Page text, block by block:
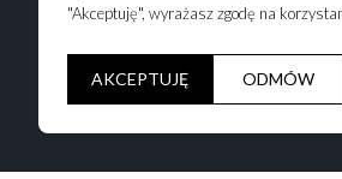
"Akceptuję", wyrażasz zgodę na
ODMÓW
AKCEPTUJĘ